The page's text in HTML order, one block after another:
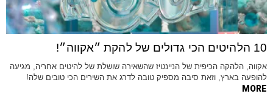
10 הלהיטים הכי גדולים של להקת ״אקווה״!
אקווה, הלהקה הכיפית של הניינטיז שהשאירה שושלת של להיטים אחריה, מגיעה
להופעה בארץ, וזאת סיבה מספיק טובה לדרג את השירים הכי טובים שלה!
MORE